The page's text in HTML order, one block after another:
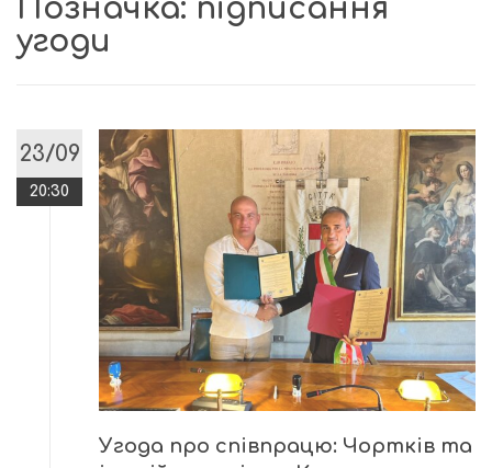
Позначка: підписання
угоди
23/09
20:30
Угода про співпрацю: Чортків та